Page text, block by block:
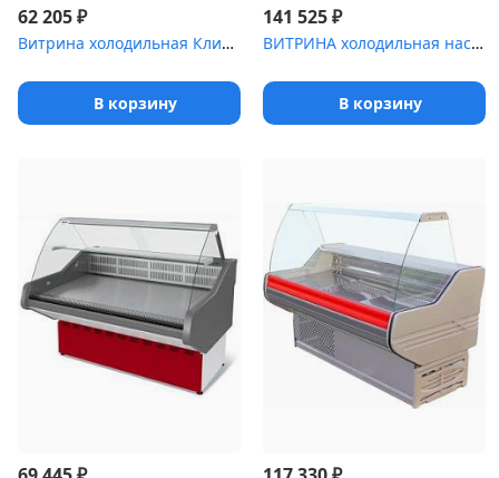
62 205₽
Витрина холодильная Клио ,5 суши кейс [ВХС-1]
В корзину
141 525₽
ВИТРИНА холодильная настольная -01 21000807730 [ВХН-70]
В корзину